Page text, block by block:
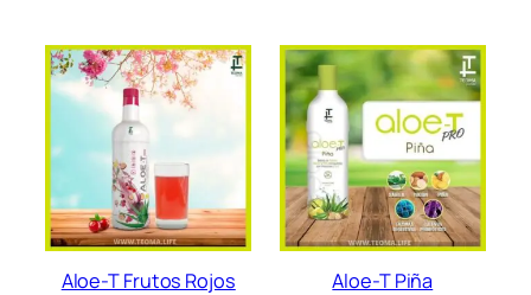
Aloe-T Frutos Rojos Aloe-T Piña